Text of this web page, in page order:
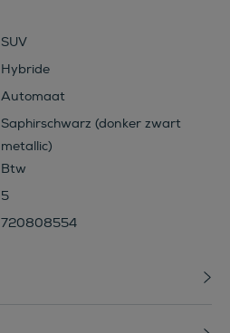
SUV
Hybride
Automaat
Saphirschwarz (donker zwart
metallic)
Btw
5
720808554